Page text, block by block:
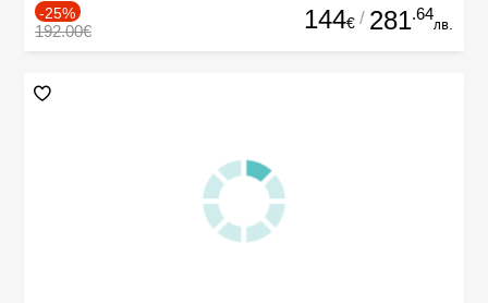
-25%
192.00€ 144€ / 281.64
лв.